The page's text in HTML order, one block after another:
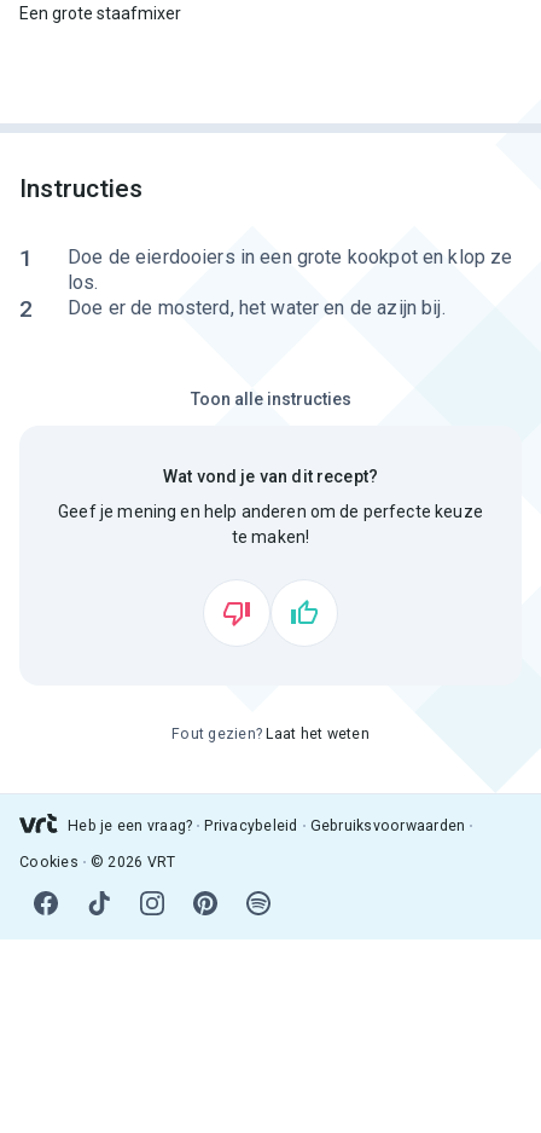
Een grote staafmixer
Instructies
1
Doe de eierdooiers in een grote kookpot en klop ze
los.
2 Doe er de mosterd, het water en de azijn bij.
Toon alle instructies
Wat vond je van dit recept?
Geef je mening en help anderen om de perfecte keuze
te maken!
Fout gezien? Laat het weten
Heb je een vraag? Privacybeleid Gebruiksvoorwaarden
Cookies © 2026 VRT